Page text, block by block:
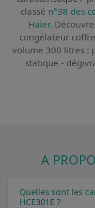
classé n°38 des
Haier.
congélateur
volume 300 litres :
statique -
A
Quelles sont les
HCE301E ?